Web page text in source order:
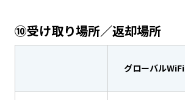
⑩受け取り場所／返却場所
グローバルWiFi